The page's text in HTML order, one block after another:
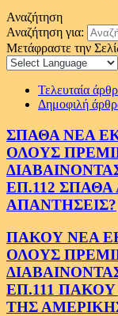
Αναζήτηση
Αναζήτηση για:
Μετάφραστε την
Τελευταία
Δημοφιλή
ΣΠΑΘΑ ΝΕΑ
ΟΛΟΥΣ
ΕΠ.112
ΑΠΑΝΤΗΣΕΙΣ?
ΠΑΚΟΥ ΝΕΑ
ΟΛΟΥΣ
ΕΠ.111
ΤΗΣ